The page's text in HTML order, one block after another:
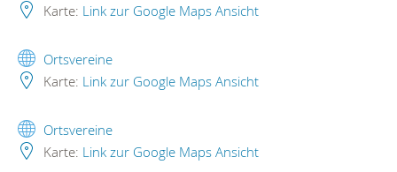
Karte: Link zur Google Maps Ansicht
Ortsvereine
Karte: Link zur Google Maps Ansicht
Ortsvereine
Karte: Link zur Google Maps Ansicht